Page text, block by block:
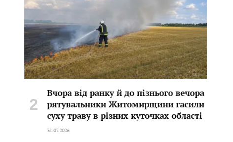
Вчора від ранку й до пізнього вечора
рятувальники Житомирщини гасили
суху траву в різних куточках області
31.07.2026